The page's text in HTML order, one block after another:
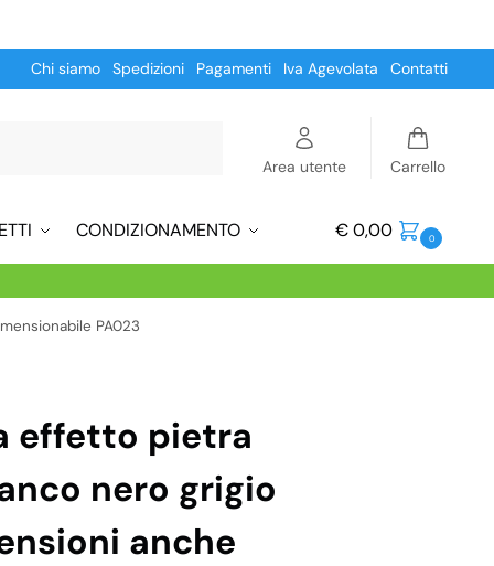
Chi siamo Spedizioni Pagamenti Iva Agevolata Contatti
Area utente Carrello
CONDIZIONAMENTO €0,00 0
PA023
effetto pietra
nero grigio
anche